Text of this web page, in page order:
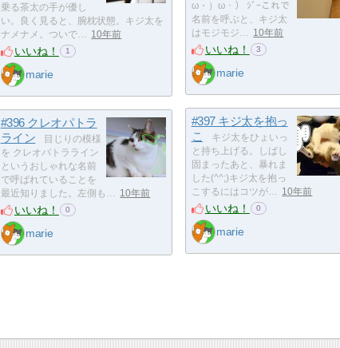
乗る茶太の手が優し
い。良く見ると、腕枕状態。キジ太を
ナメナメ。ついで… 10年前
いいね！ 1
marie
ω・）ω・） ｼﾞｰこれで
名前を呼ぶと、キジ太
はモジモジ… 10年前
いいね！ 3
marie
#397 キジ太を抱っ
こ
キジ太をひょいっ
と持ち上げる。しばし
固まったあと、暴れま
した(^^;)キジ太を抱っ
こするにはコツが… 10年前
いいね！ 0
marie
#396 クレオパトラ
ライン
目じりの模様
を クレオパトラライン
というおしゃれな名前
で呼ばれていることを
最近知りました。左側も… 10年前
いいね！ 0
marie